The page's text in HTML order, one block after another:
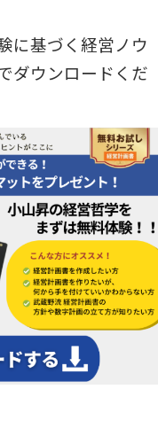
に基づく経営ノウ
ダウンロードくだ